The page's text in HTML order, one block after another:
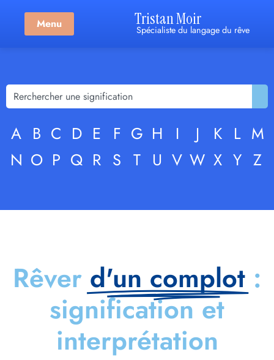
Menu Tristan Moir
Spécialiste du langage du rêve
A B C D E F G H I J K L M
N O P Q R S T U V W X Y Z
Rêver d'un complot :
signification et
interprétation